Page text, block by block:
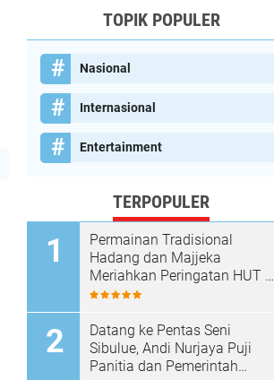
TOPIK POPULER
Nasional
Internasional
Entertainment
TERPOPULER
Permainan Tradisional
Hadang dan Majjeka
Meriahkan Peringatan HUT RI
di Sibulue
Datang ke Pentas Seni
Sibulue, Andi Nurjaya Puji
Panitia dan Pemerintah